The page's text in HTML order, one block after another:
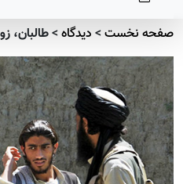
صفحه نخست> دیدگاه>طالبان،